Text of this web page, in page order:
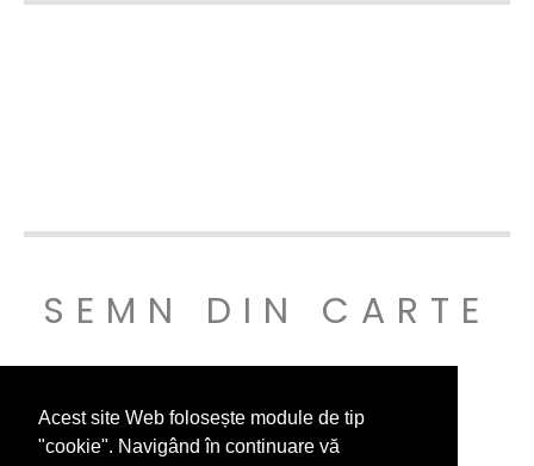
Acest site Web folosește module de tip
"cookie". Navigând în continuare vă
SEMN DIN CARTE